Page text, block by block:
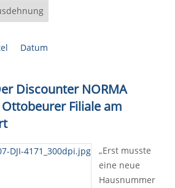
Datum
Discounter NORMA
Filiale am
„Erst musste
eine neue
Hausnummer